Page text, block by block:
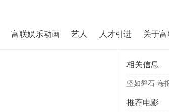
富联娱乐动画 艺人 人才引进 关于
相关信息
坚如磐石-海
推荐电影